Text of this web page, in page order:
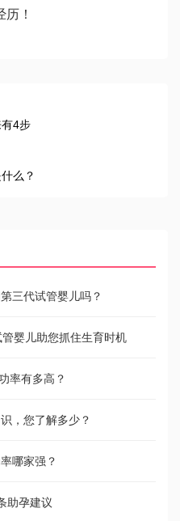
历！
4步
么？
三代试管婴儿吗？
婴儿助您抓住生育时机
率有多高？
，您了解多少？
哪家强？
助孕建议